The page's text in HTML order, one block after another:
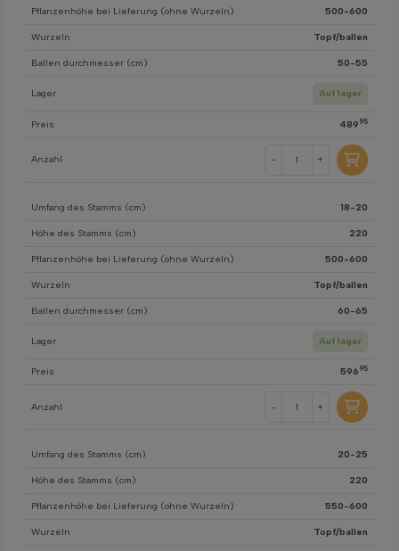
Pflanzenhöhe bei Lieferung (ohne Wurzeln) 500-600
Wurzeln Topf/ballen
Ballen durchmesser (cm) 50-55
Lager Auf lager
Preis 489 95
Anzahl - +
Umfang des Stamms (cm) 18-20
Höhe des Stamms (cm) 220
Pflanzenhöhe bei Lieferung (ohne Wurzeln) 500-600
Wurzeln Topf/ballen
Ballen durchmesser (cm) 60-65
Lager Auf lager
Preis 596 95
Anzahl - +
Umfang des Stamms (cm) 20-25
Höhe des Stamms (cm) 220
Pflanzenhöhe bei Lieferung (ohne Wurzeln) 550-600
Wurzeln Topf/ballen